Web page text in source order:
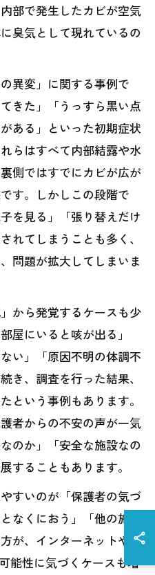
部で発生したカビが空気
臭気として現れているの
異変」に関する事例で
きた」「うっすら黒い点
ある」といった初期症状
らはすべて内部結露や水
側ではすでにカビが広が
す。しかしこの段階で
を見る」「張り替えだけ
れてしまうことも多く、
問題が拡大してしまいま
から発覚するケースも少
屋にいると咳が出る」
い」「原因不明の体調不
き、調査を行った結果、
という事例もあります。
者からの不安の声が一気
のか」「安全な施設なの
することもあります。
すいのが「保護者の気づ
なくにおう」「他の施設
が、インターネットや
能性に気づくケースも増